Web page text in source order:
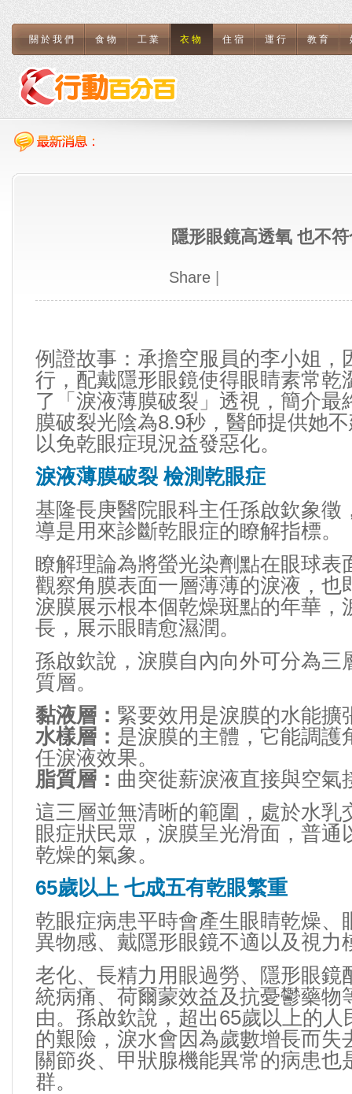
關於我們 食物 工業 衣物 住宿 運行 教育
隱形眼鏡高透氧 也不
Share
例證故事：承擔空服員的李小姐，
行，配戴隱形眼鏡使得眼睛素常乾
了「淚液薄膜破裂」透視，簡介最
膜破裂光陰為8.9秒，醫師提供她
以免乾眼症現況益發惡化。
淚液薄膜破裂 檢測乾眼症
基隆長庚醫院眼科主任孫啟欽象徵
導是用來診斷乾眼症的瞭解指標。
瞭解理論為將螢光染劑點在眼球表
觀察角膜表面一層薄薄的淚液，也
淚膜展示根本個乾燥斑點的年華，
長，展示眼睛愈濕潤。
孫啟欽說，淚膜自內向外可分為三
質層。
黏液層： 緊要效用是淚膜的水能擴
水樣層： 是淚膜的主體，它能調護
任淚液效果。
脂質層： 曲突徙薪淚液直接與空氣
這三層並無清晰的範圍，處於水乳
眼症狀民眾，淚膜呈光滑面，普通
乾燥的氣象。
65歲以上 七成五有乾眼繁重
乾眼症病患平時會產生眼睛乾燥、
異物感、戴隱形眼鏡不適以及視力
老化、長精力用眼過勞、隱形眼鏡
統病痛、荷爾蒙效益及抗憂鬱藥物
由。孫啟欽說，超出65歲以上的
的艱險，淚水會因為歲數增長而失
關節炎、甲狀腺機能異常的病患也
群。